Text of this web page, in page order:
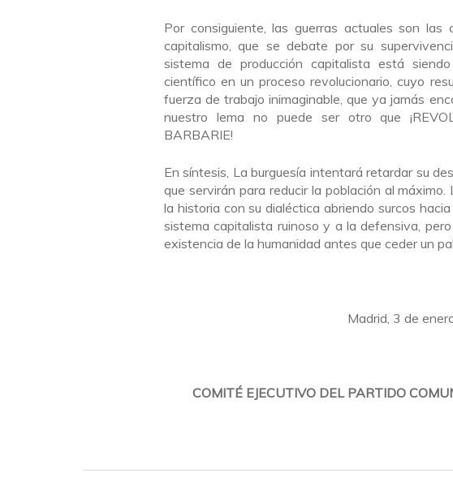
Por consiguiente, las guerras actuales son las
capitalismo, que se debate por su
sistema de producción capitalista está
científico en un proceso revolucionario, cuyo
fuerza de trabajo inimaginable, que ya jamás
nuestro lema no puede ser otro que
BARBARIE!
En síntesis, La burguesía intentará retardar su
que servirán para reducir la población al
la historia con su dialéctica abriendo surcos
sistema capitalista ruinoso y a la defensiva,
existencia de la humanidad antes que ceder un
Madrid, 3 de
COMITÉ EJECUTIVO DEL PARTIDO